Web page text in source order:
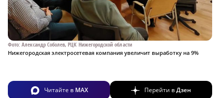
Фото: Александр Соболев, РЦК Нижегородской области
Нижегородская электросетевая компания увеличит выработку на 9%
Читайте в MAX Перейти вДзен